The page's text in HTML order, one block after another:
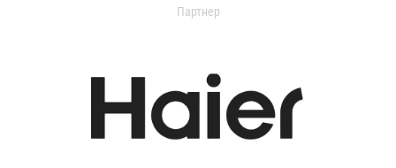
Партнер